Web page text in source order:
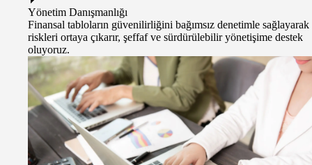
Yönetim Danışmanlığı
Finansal tabloların güvenilirliğini bağımsız denetimle sağlayarak
riskleri ortaya çıkarır, şeffaf ve sürdürülebilir yönetişime destek
oluyoruz.